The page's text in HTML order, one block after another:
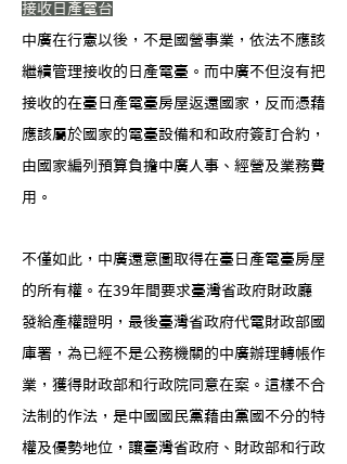
接收日產電台
中廣在行憲以後，不是國營事業，依法不應該
繼續管理接收的日產電臺。而中廣不但沒有把
接收的在臺日產電臺房屋返還國家，反而憑藉
應該屬於國家的電臺設備和和政府簽訂合約，
由國家編列預算負擔中廣人事、經營及業務費
用。
不僅如此，中廣還意圖取得在臺日產電臺房屋
的所有權。在39年間要求臺灣省政府財政廳
發給產權證明，最後臺灣省政府代電財政部國
庫署，為已經不是公務機關的中廣辦理轉帳作
業，獲得財政部和行政院同意在案。這樣不合
法制的作法，是中國國民黨藉由黨國不分的特
權及優勢地位，讓臺灣省政府、財政部和行政